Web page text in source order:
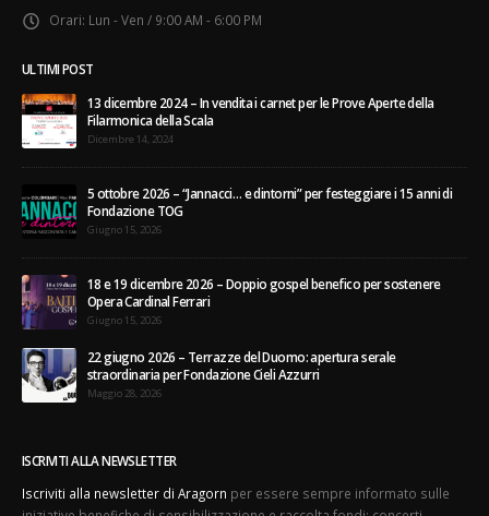
Orari: Lun - Ven / 9:00 AM - 6:00 PM
ULTIMI POST
13 dicembre 2024 – In vendita i carnet per le Prove Aperte della
Filarmonica della Scala
Dicembre 14, 2024
5 ottobre 2026 – “Jannacci… e dintorni” per festeggiare i 15 anni di
Fondazione TOG
Giugno 15, 2026
18 e 19 dicembre 2026 – Doppio gospel benefico per sostenere
Opera Cardinal Ferrari
Giugno 15, 2026
22 giugno 2026 – Terrazze del Duomo: apertura serale
straordinaria per Fondazione Cieli Azzurri
Maggio 28, 2026
ISCRIVITI ALLA NEWSLETTER
Iscriviti alla newsletter di Aragorn per essere sempre informato sulle